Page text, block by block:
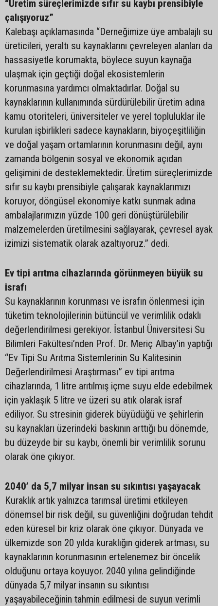
“Üretim süreçlerimizde sıfır su kaybı prensibiyle
çalışıyoruz”
Kalebaşı açıklamasında “Derneğimize üye ambalajlı su
üreticileri, yeraltı su kaynaklarını çevreleyen alanları da
hassasiyetle korumakta, böylece suyun kaynağa
ulaşmak için geçtiği doğal ekosistemlerin
korunmasına yardımcı olmaktadırlar. Doğal su
kaynaklarının kullanımında sürdürülebilir üretim adına
kamu otoriteleri, üniversiteler ve yerel topluluklar ile
kurulan işbirlikleri sadece kaynakların, biyoçeşitliliğin
ve doğal yaşam ortamlarının korunmasını değil, aynı
zamanda bölgenin sosyal ve ekonomik açıdan
gelişimini de desteklemektedir. Üretim süreçlerimizde
sıfır su kaybı prensibiyle çalışarak kaynaklarımızı
koruyor, döngüsel ekonomiye katkı sunmak adına
ambalajlarımızın yüzde 100 geri dönüştürülebilir
malzemelerden üretilmesini sağlayarak, çevresel ayak
izimizi sistematik olarak azaltıyoruz.” dedi.
Ev tipi arıtma cihazlarında görünmeyen büyük su
israfı
Su kaynaklarının korunması ve israfın önlenmesi için
tüketim teknolojilerinin bütüncül ve verimlilik odaklı
değerlendirilmesi gerekiyor. İstanbul Üniversitesi Su
Bilimleri Fakültesi’nden Prof. Dr. Meriç Albay’in yaptığı
“Ev Tipi Su Arıtma Sistemlerinin Su Kalitesinin
Değerlendirilmesi Araştırması” ev tipi arıtma
cihazlarında, 1 litre arıtılmış içme suyu elde edebilmek
için yaklaşık 5 litre ve üzeri su atık olarak israf
ediliyor. Su stresinin giderek büyüdüğü ve şehirlerin
su kaynakları üzerindeki baskının arttığı bu dönemde,
bu düzeyde bir su kaybı, önemli bir verimlilik sorunu
olarak öne çıkıyor.
2040’ da 5,7 milyar insan su sıkıntısı yaşayacak
Kuraklık artık yalnızca tarımsal üretimi etkileyen
dönemsel bir risk değil, su güvenliğini doğrudan tehdit
eden küresel bir kriz olarak öne çıkıyor. Dünyada ve
ülkemizde son 20 yılda kuraklığın giderek artması, su
kaynaklarının korunmasının ertelenemez bir öncelik
olduğunu ortaya koyuyor. 2040 yılına gelindiğinde
dünyada 5,7 milyar insanın su sıkıntısı
yaşayabileceğinin tahmin edilmesi de suyun verimli